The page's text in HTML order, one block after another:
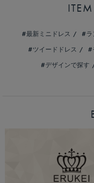
最新ミニドレス
ツイードドレス
デザインで探す